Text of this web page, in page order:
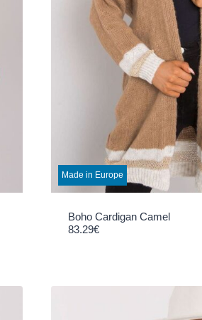
Made in Europe
Boho Cardigan Camel
83.29€